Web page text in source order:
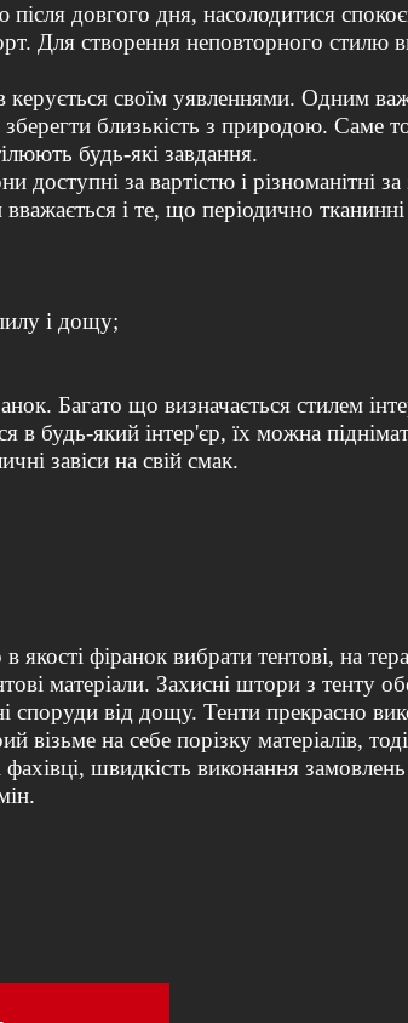
довгого дня, насолодитися
Для створення неповторного стилю
керується своїм уявленнями. Одним
близькість з природою. Саме
будь-які завдання.
за вартістю і різноманітні за
і те, що періодично
і дощу;
Багато що визначається стилем
будь-який інтер'єр, їх можна
завіси на свій смак.
якості фіранок вибрати тентові, на
матеріали. Захисні штори з тенту
споруди від дощу. Тенти прекрасно
на себе порізку матеріалів,
швидкість виконання